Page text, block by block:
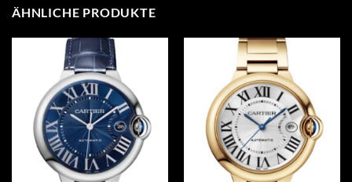
ÄHNLICHE PRODUKTE